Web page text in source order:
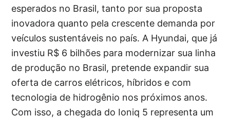
esperados no Brasil, tanto por sua proposta
inovadora quanto pela crescente demanda por
veículos sustentáveis no país. A Hyundai, que já
investiu R$ 6 bilhões para modernizar sua linha
de produção no Brasil, pretende expandir sua
oferta de carros elétricos, híbridos e com
tecnologia de hidrogênio nos próximos anos.
Com isso, a chegada do Ioniq 5 representa um